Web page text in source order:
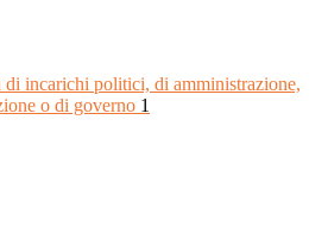
di incarichi politici, di amministrazione,
o di governo 1